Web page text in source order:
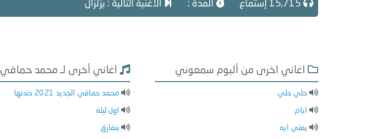
المدة : الاغنية التالية : يزلزال
اغاني اخرى من ألبوم سمعوني
حلي حلي
ايام
يعني ايه
اغاني أخرى لـ محمد حماقي
محمد حماقي الجديد 2021 دندنها
اول ليلة
بنفارق